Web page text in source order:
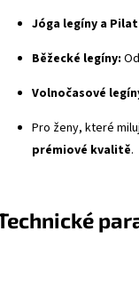
Jóga legíny a
Běžecké legíny:
Volnočasové
Pro ženy, které
prémiové kvalitě.